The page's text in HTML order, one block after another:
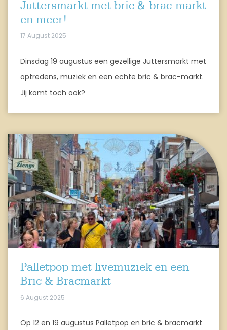
Juttersmarkt met bric & brac-markt
en meer!
17 August 2025
Dinsdag 19 augustus een gezellige Juttersmarkt met
optredens, muziek en een echte bric & brac-markt.
Jij komt toch ook?
Palletpop met livemuziek en een
Bric & Bracmarkt
6 August 2025
Op 12 en 19 augustus Palletpop en bric & bracmarkt